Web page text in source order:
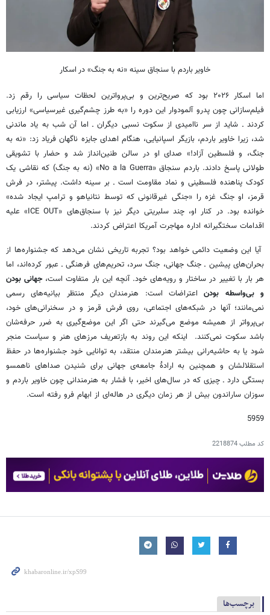
خاویر باردم با سنجاق سینه «نه به جنگ» در اسکار
اما اسکار ۲۰۲۶ بود که صریح‌ترین و بی‌پرواترین لحظات سیاسی را رقم زد.
فیلم‌سازانی چون پدرو آلمودوار این دوره را «به طرز چشم‌گیری غیرسیاسی» ارزیابی
کردند ـ شاید از سر ناامیدی از سکوت نسبی دیگران ـ اما آن شب به یاد ماندنی
شد، زیرا خاویر باردم، بازیگر اسپانیایی، هنگام اهدای جایزه ناگهان فریاد زد: «نه به
جنگ، و فلسطین آزاد!» صدای او در سالن طنین‌انداز شد و حضار با تشویقی
طولانی پاسخ دادند. باردم سنجاق «No a la Guerra» (نه به جنگ) که نقاشی یک
کودک پناهنده فلسطینی و نماد مقاومت است ـ بر سینه داشت. پیشتر، در فرش
قرمز، او جنگ غزه را «جنگی غیرقانونی که توسط نتانیاهو و ترامپ ایجاد شده»
خوانده بود. در کنار او، چند سلبریتی دیگر نیز با سنجاق‌های «ICE OUT» علیه
اقدامات سختگیرانه اداره مهاجرت آمریکا اعتراض کردند.
آیا این وضعیت دائمی خواهد بود؟ تجربه تاریخی نشان می‌دهد که جشنواره‌ها از
بحران‌های پیشین ـ جنگ جهانی، جنگ سرد، تحریم‌های فرهنگی ـ عبور کرده‌اند، اما
هر بار با تغییر در ساختار و رویه‌های خود. آنچه این بار متفاوت است،جهانی بودن
و بی‌واسطه بودناعتراضات است: هنرمندان دیگر منتظر بیانیه‌های رسمی
نمی‌مانند؛ آنها در شبکه‌های اجتماعی، روی فرش قرمز و در سخنرانی‌های خود،
بی‌پرواتر از همیشه موضع می‌گیرند حتی اگر این موضع‌گیری به ضرر حرفه‌شان
باشد سکوت نمی‌کنند. اینکه این روند به بازتعریف مرزهای هنر و سیاست منجر
شود یا به حاشیه‌رانی بیشتر هنرمندان منتقد، به توانایی خود جشنواره‌ها در حفظ
استقلالشان و همچنین به ارادهٔ جامعه‌ی جهانی برای شنیدن صداهای ناهمسو
بستگی دارد ـ چیزی که در سال‌های اخیر، با فشار به هنرمندانی چون خاویر باردم و
سوزان ساراندون بیش از هر زمان دیگری در هاله‌ای از ابهام فرو رفته است.
5959
کد مطلب2218874
برچسب‌ها